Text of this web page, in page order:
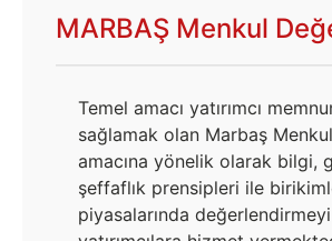
MARBAŞ Menkul
Temel amacı yatırımcı
sağlamak olan Marbaş
amacına yönelik olarak bilgi,
şeffaflık prensipleri ile
piyasalarında